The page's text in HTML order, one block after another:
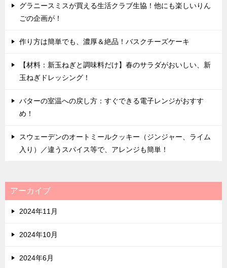
グラニースミスが買える生活クラブ生協！他にも楽しいりん
ごの企画が！
作り方は簡単でも、濃厚＆絶品！バスクチーズケーキ
【材料：新玉ねぎと調味料だけ】春のサラダがおいしい、新
玉ねぎドレッシング！
バターの室温への戻し方：すぐできる電子レンジがおすす
め！
スウェーデンのオートミールクッキー（ジンジャー、ライム
入り）／違うスパイス等で、アレンジも簡単！
アーカイブ
2024年11月
2024年10月
2024年6月